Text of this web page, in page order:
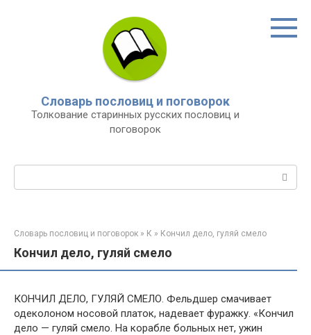
Словарь пословиц и поговорок
Толкование старинных русских пословиц и
поговорок
Словарь пословиц и поговорок » К » Кончил дело, гуляй смело
Кончил дело, гуляй смело
КОНЧИЛ ДЕЛО, ГУЛЯЙ СМЕЛО. Фельдшер смачивает
одеколоном носовой платок, надевает фуражку. «Кончил
дело — гуляй смело. На корабле больных нет, ужин